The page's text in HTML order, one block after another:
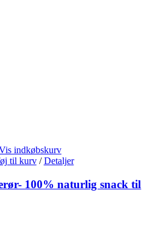
indkøbskurv
til kurv / Detaljer
100% naturlig snack til